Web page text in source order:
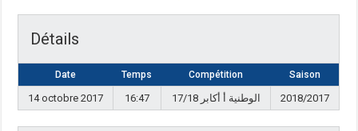
Détails
Date Temps Compétition Saison
14 octobre 2017 16:47 الوطنية أ أكابر 17/18 2018/2017